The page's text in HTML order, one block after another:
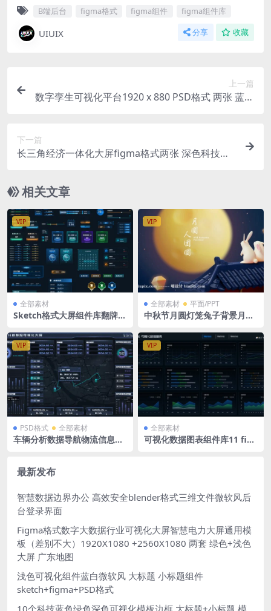
B端后台 figma格式 figma组件 figma组件库
UIUIX 分享 收藏
上一篇
数字孪生可视化平台1920 x 880 PSD格式 两张 蓝色
下一篇
长三角经济一体化大屏figma格式两张 深色科技大
相关文章
VIP
全部素材
Sketch格式大屏组件库翻牌器
VIP
全部素材 平面/PPT
中秋节月圆灯笼兔子背景月亮
式
VIP
PSD格式 全部素材
车辆分析数据导航物流信息可
VIP
全部素材
可视化数据图表组件库11 fig
最新发布
智慧数据边界办公 高效安全blender格式三维文件微软风后
台登录界面
Figma格式数字大数据行业可视化大屏智慧电力大屏通用模
板（差别不大）1920X1080 +2560X1080 两套 绿色+浅色
大屏 广东地图
浅色可视化组件蓝白微软风 大标题 小标题组件
sketch+figma+PSD格式
10个科技蓝色绿色深色可视化模板边框 大标题+小标题 模